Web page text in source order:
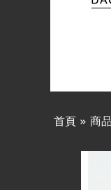
您
首頁 » 商